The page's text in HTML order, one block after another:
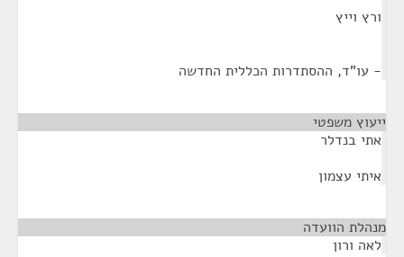
ורץ וייץ
- עו"ד, ההסתדרות הכללית החדשה
ייעוץ משפטי
אתי בנדלר
איתי עצמון
מנהלת הוועדה
לאה ורון